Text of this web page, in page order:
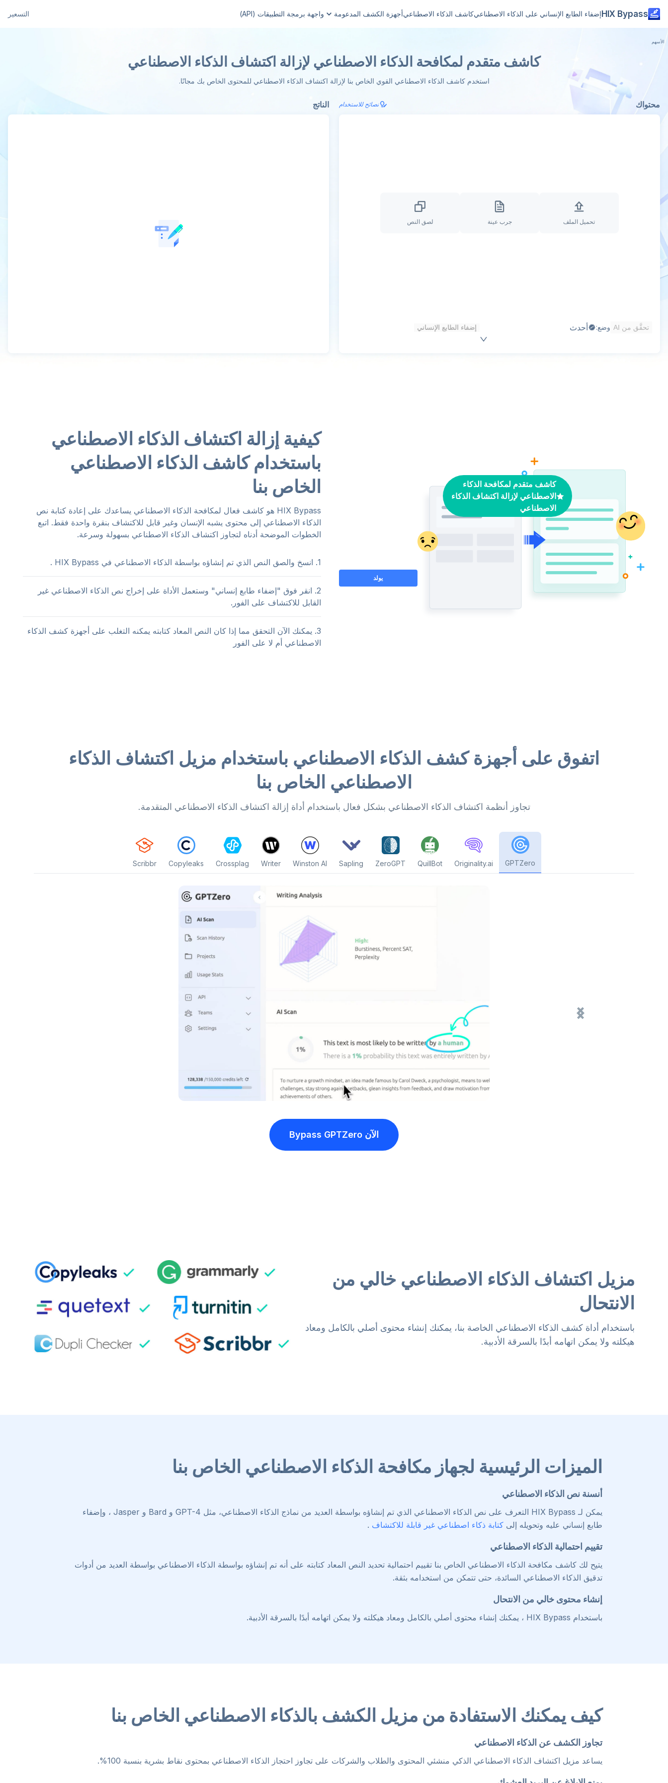
HIX Bypassإضفاء الطابع الإنساني على الذكاء الاصطناعيكاشف الذكاء الاصطناعيأجهزة الكشف المدعومة واجهة برمجة التطبيقات (API) التسعير
كاشف متقدم لمكافحة الذكاء الاصطناعي لإزالة اكتشاف الذكاء الاصطناعي
استخدم كاشف الذكاء الاصطناعي القوي الخاص بنا لإزالة اكتشاف الذكاء الاصطناعي للمحتوى الخاص بك مجانًا.
محتواك نصائح للاستخدام
تحميل الملف جرب عينة لصق النص
تحقَّق من AI وضع: أحدث إضفاء الطابع الإنساني
الناتج
يولد
كاشف متقدم لمكافحة الذكاء
الاصطناعي لإزالة اكتشاف الذكاء
الاصطناعي
كيفية إزالة اكتشاف الذكاء الاصطناعي
باستخدام كاشف الذكاء الاصطناعي
الخاص بنا
HIX Bypass هو كاشف فعال لمكافحة الذكاء الاصطناعي يساعدك على إعادة كتابة نص
الذكاء الاصطناعي إلى محتوى يشبه الإنسان وغير قابل للاكتشاف بنقرة واحدة فقط. اتبع
الخطوات الموضحة أدناه لتجاوز اكتشاف الذكاء الاصطناعي بسهولة وسرعة.
1. انسخ والصق النص الذي تم إنشاؤه بواسطة الذكاء الاصطناعي في HIX Bypass .
2. انقر فوق "إضفاء طابع إنساني" وستعمل الأداة على إخراج نص الذكاء الاصطناعي غير
القابل للاكتشاف على الفور.
3. يمكنك الآن التحقق مما إذا كان النص المعاد كتابته يمكنه التغلب على أجهزة كشف الذكاء
الاصطناعي أم لا على الفور
اتفوق على أجهزة كشف الذكاء الاصطناعي باستخدام مزيل اكتشاف الذكاء
الاصطناعي الخاص بنا
تجاوز أنظمة اكتشاف الذكاء الاصطناعي بشكل فعال باستخدام أداة إزالة اكتشاف الذكاء الاصطناعي المتقدمة.
GPTZero
Originality.ai
QuillBot
ZeroGPT
Sapling
Winston AI
Writer
Crossplag
Copyleaks
Scribbr
Bypass GPTZero الآن
مزيل اكتشاف الذكاء الاصطناعي خالي من
الانتحال
باستخدام أداة كشف الذكاء الاصطناعي الخاصة بنا، يمكنك إنشاء محتوى أصلي بالكامل ومعاد
هيكلته ولا يمكن اتهامه أبدًا بالسرقة الأدبية.
الميزات الرئيسية لجهاز مكافحة الذكاء الاصطناعي الخاص بنا
أنسنة نص الذكاء الاصطناعي
يمكن لـ HIX Bypass التعرف على نص الذكاء الاصطناعي الذي تم إنشاؤه بواسطة العديد من نماذج الذكاء الاصطناعي، مثل GPT-4 و Bard و Jasper ، وإضفاء
طابع إنساني عليه وتحويله إلى كتابة ذكاء اصطناعي غير قابلة للاكتشاف .
تقييم احتمالية الذكاء الاصطناعي
يتيح لك كاشف مكافحة الذكاء الاصطناعي الخاص بنا تقييم احتمالية تحديد النص المعاد كتابته على أنه تم إنشاؤه بواسطة الذكاء الاصطناعي بواسطة العديد من أدوات
تدقيق الذكاء الاصطناعي السائدة، حتى تتمكن من استخدامه بثقة.
إنشاء محتوى خالي من الانتحال
باستخدام HIX Bypass ، يمكنك إنشاء محتوى أصلي بالكامل ومعاد هيكلته ولا يمكن اتهامه أبدًا بالسرقة الأدبية.
كيف يمكنك الاستفادة من مزيل الكشف بالذكاء الاصطناعي الخاص بنا
تجاوز الكشف عن الذكاء الاصطناعي
يساعد مزيل اكتشاف الذكاء الاصطناعي الذكي منشئي المحتوى والطلاب والشركات على تجاوز احتجاز الذكاء الاصطناعي بمحتوى نقاط بشرية بنسبة 100%.